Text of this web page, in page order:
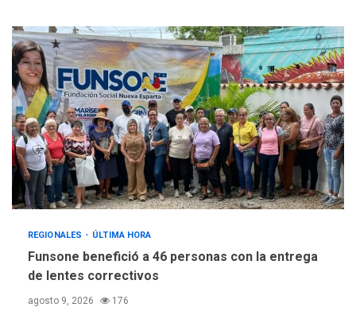
REGIONALES ÚLTIMA HORA
Funsone benefició a 46 personas con la entrega
de lentes correctivos
agosto 9, 2026 176